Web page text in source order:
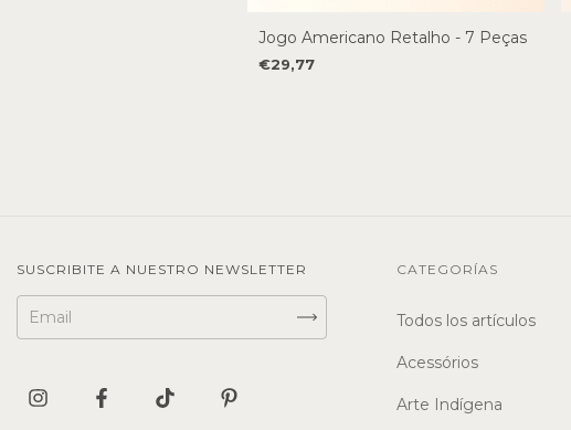
Jogo Americano Retalho - 7 Peças
€29,77
SUSCRIBITE A NUESTRO NEWSLETTER CATEGORÍAS
Todos los artículos
Acessórios
Arte Indígena